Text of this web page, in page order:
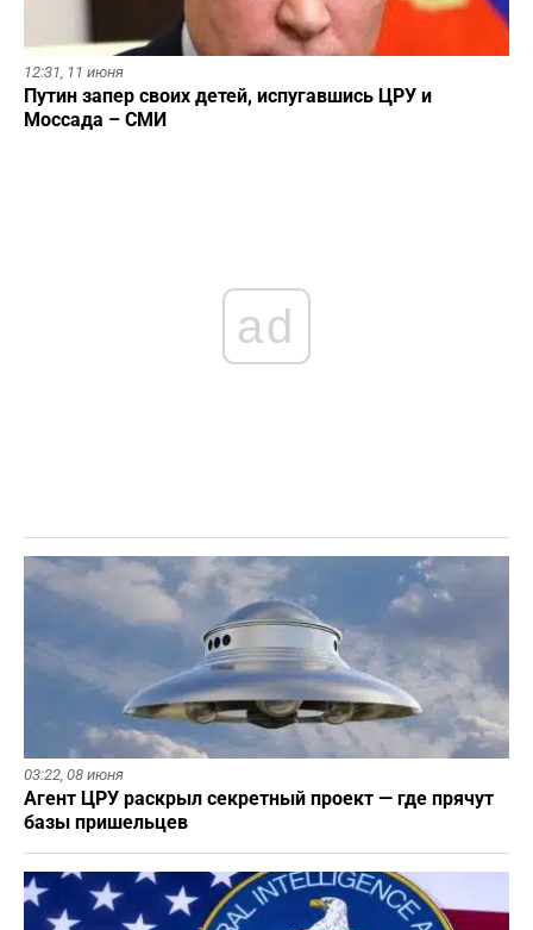
12:31, 11 июня
Путин запер своих детей, испугавшись ЦРУ и
Моссада – СМИ
ad
03:22, 08 июня
Агент ЦРУ раскрыл секретный проект — где прячут
базы пришельцев